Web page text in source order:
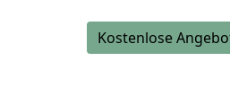
Kostenlose